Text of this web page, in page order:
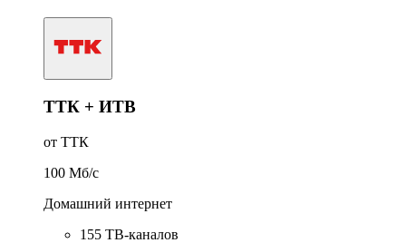
ТТК + ИТВ
от ТТК
100 Мб/c
Домашний интернет
155 ТВ-каналов